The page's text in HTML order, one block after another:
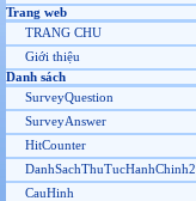
Trang web
TRANG CHU
Giới thiệu
Danh sách
SurveyQuestion
SurveyAnswer
HitCounter
DanhSachThuTucHanhChinh2
CauHinh